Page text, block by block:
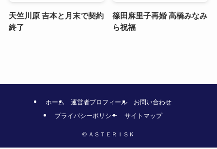
天竺川原 吉本と月末で契約
終了
篠田麻里子再婚 高橋みなみ
ら祝福
ホーム 運営者プロフィール
お問い合わせ
プライバシーポリシー
サイトマップ
© ＡＳＴＥＲＩＳＫ